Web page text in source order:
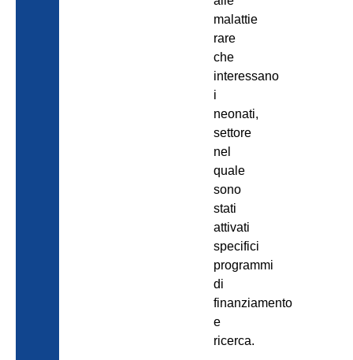
malattie
rare
che
interessano
i
neonati,
settore
nel
quale
sono
stati
attivati
specifici
programmi
di
finanziamento
e
ricerca.